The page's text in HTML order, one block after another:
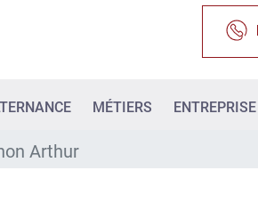
MÉTIERS ENTREPRISE
Arthur